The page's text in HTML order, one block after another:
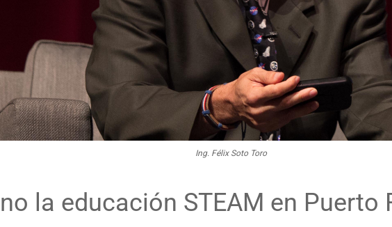
Ing. Félix Soto Toro
la educación STEAM en Puerto